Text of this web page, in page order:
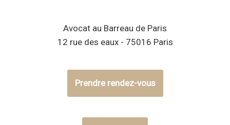
Avocat au Barreau de Paris
12 rue des eaux - 75016 Paris
Prendre rendez-vous